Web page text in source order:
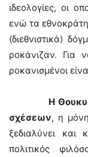
ιδεολογίες, οι
ενώ τα
(διεθνιστικά)
ροκάνιζαν. Για
ροκανισμένοι
Η
σχέσεων, η
ξεδιαλύνει και
πολιτικός